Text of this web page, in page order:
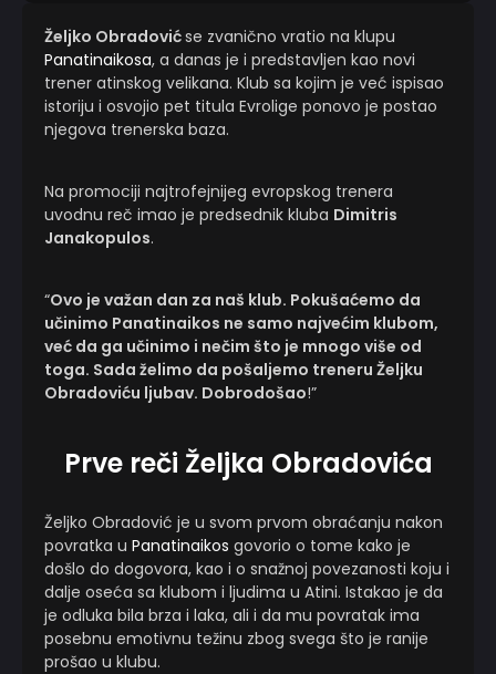
Željko Obradovićse zvanično vratio na klupu
Panatinaikosa, a danas je i predstavljen kao novi
trener atinskog velikana. Klub sa kojim je već ispisao
istoriju i osvojio pet titula Evrolige ponovo je postao
njegova trenerska baza.
Na promociji najtrofejnijeg evropskog trenera
uvodnu reč imao je predsednik kluba Dimitris
Janakopulos.
“Ovo je važan dan za naš klub. Pokušaćemo da
učinimo Panatinaikos ne samo najvećim klubom,
već da ga učinimo i nečim što je mnogo više od
toga. Sada želimo da pošaljemo treneru Željku
Obradoviću ljubav. Dobrodošao!”
Prve reči Željka Obradovića
Željko Obradović je u svom prvom obraćanju nakon
povratka u Panatinaikos govorio o tome kako je
došlo do dogovora, kao i o snažnoj povezanosti koju i
dalje oseća sa klubom i ljudima u Atini. Istakao je da
je odluka bila brza i laka, ali i da mu povratak ima
posebnu emotivnu težinu zbog svega što je ranije
prošao u klubu.